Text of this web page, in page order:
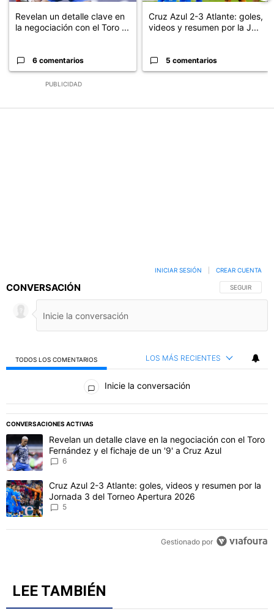
PUBLICIDAD
Revelan un detalle clave en
la negociación con el Toro ...
6 comentarios
Cruz Azul 2-3 Atlante: goles,
videos y resumen por la J...
5 comentarios
CONVERSACIÓN SIGA ESTA
SEGUIR
INICIAR SESIÓN CREAR CUENTA
TODOS LOS COMENTARIOS LOS MÁS RECIENTES
Todos los comentarios
Inicie la conversación
CONVERSACIONES ACTIVAS
Este listado muestra los artículos con más comentarios en los
Un artículo de tendencia con el título "Revelan un detalle clave
Revelan un detalle clave en la negociación con el Toro
Fernández y el fichaje de un '9' a Cruz Azul
Un artículo de tendencia con el título "Cruz Azul 2-3 Atlante:
Cruz Azul 2-3 Atlante: goles, videos y resumen por la